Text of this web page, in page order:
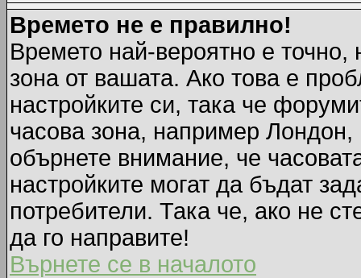
Времето не е правилно!
Времето най-вероятно е точно,
зона от вашата. Ако това е
настройките си, така че
часова зона, например
обърнете внимание, че
настройките могат да бъдат
потребители. Така че, ако не
да го направите!
Върнете се в началото